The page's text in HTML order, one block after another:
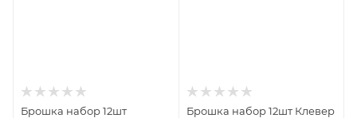
Брошка набор 12шт
Брошка набор 12шт Клевер